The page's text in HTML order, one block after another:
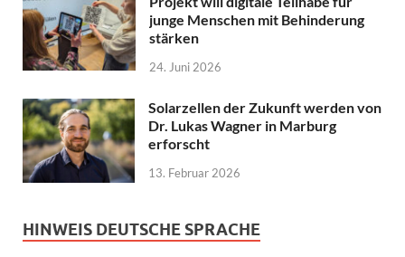
junge Menschen mit Behinderung
stärken
24. Juni 2026
Solarzellen der Zukunft werden von
Dr. Lukas Wagner in Marburg
erforscht
13. Februar 2026
HINWEIS DEUTSCHE SPRACHE